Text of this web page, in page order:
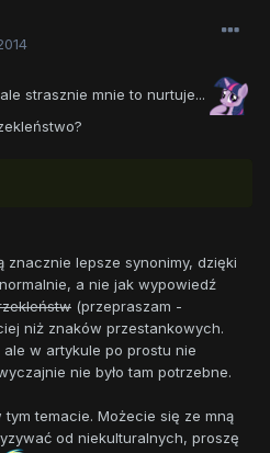
strasznie mnie to nurtuje...
lepsze synonimy, dzięki
a nie jak wypowiedź
(przepraszam -
niż znaków przestankowych.
ale w artykule po prostu nie
nie było tam potrzebne.
tym temacie. Możecie się ze mną
od niekulturalnych, proszę